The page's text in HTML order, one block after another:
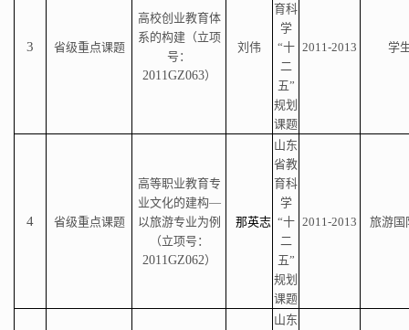
3 省级重点课题
高校创业教育体
系的构建（立项
号：
2011GZ063）
刘伟
育科
学
“十
二
五”
规划
课题
2011-2013 学
4 省级重点课题
高等职业教育专
业文化的建构—
以旅游专业为例
（立项号：
2011GZ062）
那英志
山东
省教
育科
学
“十
二
五”
规划
课题
2011-2013 旅游国
山东